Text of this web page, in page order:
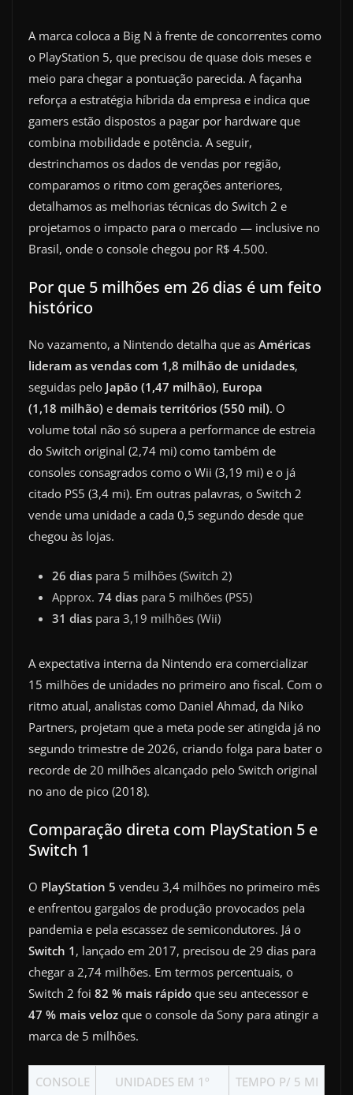
A marca coloca a Big N à frente de concorrentes como
o PlayStation 5, que precisou de quase dois meses e
meio para chegar a pontuação parecida. A façanha
reforça a estratégia híbrida da empresa e indica que
gamers estão dispostos a pagar por hardware que
combina mobilidade e potência. A seguir,
destrinchamos os dados de vendas por região,
comparamos o ritmo com gerações anteriores,
detalhamos as melhorias técnicas do Switch 2 e
projetamos o impacto para o mercado — inclusive no
Brasil, onde o console chegou por R$ 4.500.
Por que 5 milhões em 26 dias é um feito
histórico
No vazamento, a Nintendo detalha que as Américas
lideram as vendas com 1,8 milhão de unidades,
seguidas pelo Japão (1,47 milhão), Europa
(1,18 milhão) e demais territórios (550 mil). O
volume total não só supera a performance de estreia
do Switch original (2,74 mi) como também de
consoles consagrados como o Wii (3,19 mi) e o já
citado PS5 (3,4 mi). Em outras palavras, o Switch 2
vende uma unidade a cada 0,5 segundo desde que
chegou às lojas.
26 dias para 5 milhões (Switch 2)
Approx. 74 dias para 5 milhões (PS5)
31 dias para 3,19 milhões (Wii)
A expectativa interna da Nintendo era comercializar
15 milhões de unidades no primeiro ano fiscal. Com o
ritmo atual, analistas como Daniel Ahmad, da Niko
Partners, projetam que a meta pode ser atingida já no
segundo trimestre de 2026, criando folga para bater o
recorde de 20 milhões alcançado pelo Switch original
no ano de pico (2018).
Comparação direta com PlayStation 5 e
Switch 1
O PlayStation 5 vendeu 3,4 milhões no primeiro mês
e enfrentou gargalos de produção provocados pela
pandemia e pela escassez de semicondutores. Já o
Switch 1 , lançado em 2017, precisou de 29 dias para
chegar a 2,74 milhões. Em termos percentuais, o
Switch 2 foi 82 % mais rápido que seu antecessor e
47 % mais veloz que o console da Sony para atingir a
marca de 5 milhões.
CONSOLE
UNIDADES EM 1º
TEMPO P/ 5 MI